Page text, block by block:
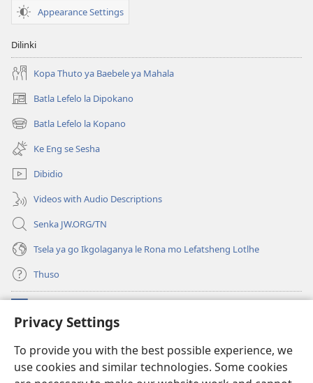
Privacy Settings
To provide you with the best possible experience, we
use cookies and similar technologies. Some cookies
Appearance Settings
Dilinki
Kopa Thuto ya Baebele ya Mahala
Batla Lefelo la Dipokano
(e
bula
tsebe
nngwe)
Batla Lefelo la Kopano
(e
bula
tsebe
e
nngwe)
Ke Eng se Sesha
Dibidio
Videos with Audio Descriptions
Senka JW.ORG/TN
Tsela ya go Ikgolaganya le Rona mo Lefatsheng Lotlhe
Thuso
(e
bula
nngwe)
LAEBORARI YA MO INTERNET
(e
bula
JW Hub